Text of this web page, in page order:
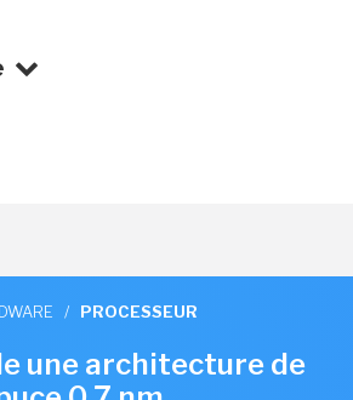
/ PROCESSEUR
une architecture de